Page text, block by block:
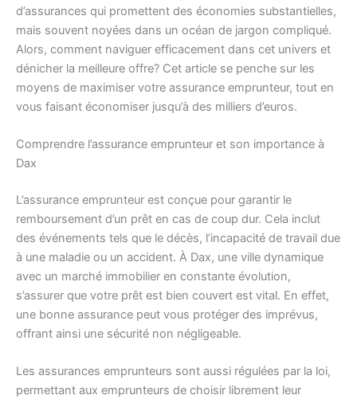
d’assurances qui promettent des économies substantielles,
mais souvent noyées dans un océan de jargon compliqué.
Alors, comment naviguer efficacement dans cet univers et
dénicher la meilleure offre? Cet article se penche sur les
moyens de maximiser votre assurance emprunteur, tout en
vous faisant économiser jusqu’à des milliers d’euros.
Comprendre l’assurance emprunteur et son importance à
Dax
L’assurance emprunteur est conçue pour garantir le
remboursement d’un prêt en cas de coup dur. Cela inclut
des événements tels que le décès, l’incapacité de travail due
à une maladie ou un accident. À Dax, une ville dynamique
avec un marché immobilier en constante évolution,
s’assurer que votre prêt est bien couvert est vital. En effet,
une bonne assurance peut vous protéger des imprévus,
offrant ainsi une sécurité non négligeable.
Les assurances emprunteurs sont aussi régulées par la loi,
permettant aux emprunteurs de choisir librement leur